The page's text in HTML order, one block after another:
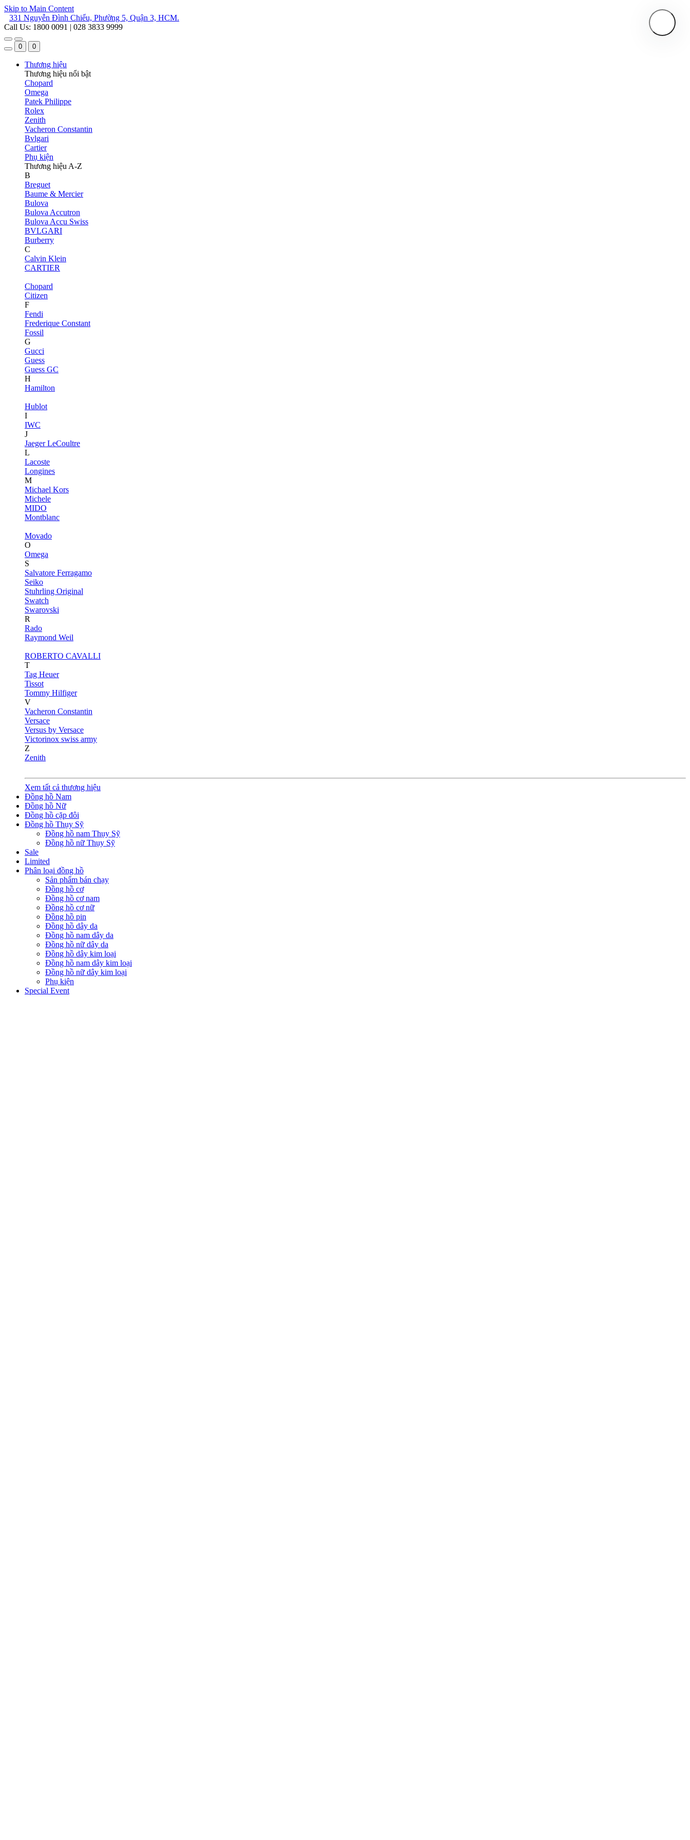
Skip to Main Content
331 Nguyễn Đình Chiểu, Phường 5, Quận 3, HCM.
Call Us: 1800 0091 | 028 3833 9999
0 0
Thương hiệu
Thương hiệu nổi bật
Chopard
Omega
Patek Philippe
Rolex
Zenith
Vacheron Constantin
Bvlgari
Cartier
Phụ kiện
Thương hiệu A-Z
B
Breguet
Baume & Mercier
Bulova
Bulova Accutron
Bulova Accu Swiss
BVLGARI
Burberry
C
Calvin Klein
CARTIER
Chopard
Citizen
F
Fendi
Frederique Constant
Fossil
G
Gucci
Guess
Guess GC
H
Hamilton
Hublot
I
IWC
J
Jaeger LeCoultre
L
Lacoste
Longines
M
Michael Kors
Michele
MIDO
Montblanc
Movado
O
Omega
S
Salvatore Ferragamo
Seiko
Stuhrling Original
Swatch
Swarovski
R
Rado
Raymond Weil
ROBERTO CAVALLI
T
Tag Heuer
Tissot
Tommy Hilfiger
V
Vacheron Constantin
Versace
Versus by Versace
Victorinox swiss army
Z
Zenith
Xem tất cả thương hiệu
Đồng hồ Nam
Đồng hồ Nữ
Đồng hồ cặp đôi
Đồng hồ Thụy Sỹ
Đồng hồ nam Thụy Sỹ
Đồng hồ nữ Thụy Sỹ
Sale
Limited
Phân loại đồng hồ
Sản phẩm bán chạy
Đồng hồ cơ
Đồng hồ cơ nam
Đồng hồ cơ nữ
Đồng hồ pin
Đồng hồ dây da
Đồng hồ nam dây da
Đồng hồ nữ dây da
Đồng hồ dây kim loại
Đồng hồ nam dây kim loại
Đồng hồ nữ dây kim loại
Phụ kiện
Special Event